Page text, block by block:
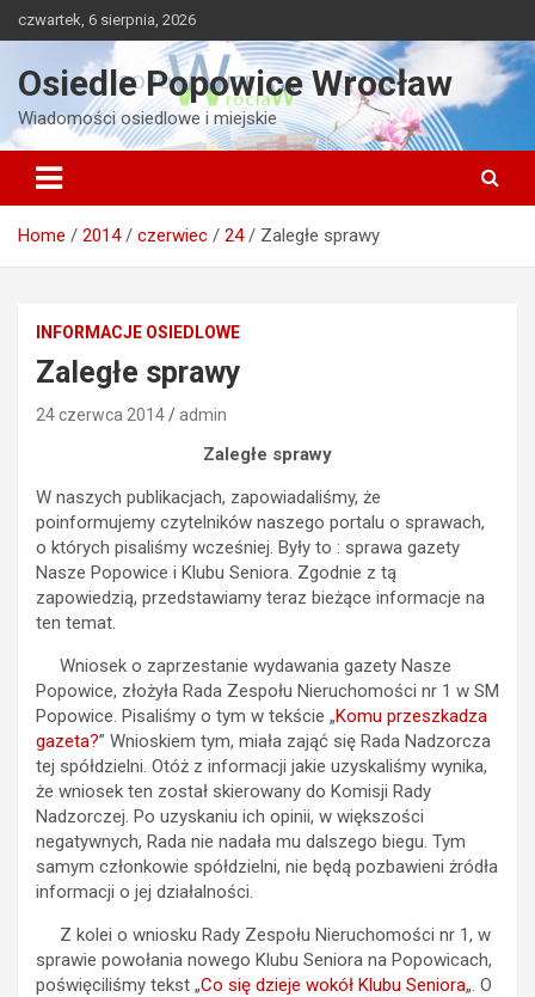
to
czwartek, 6 sierpnia, 2026
Osiedle Popowice Wrocław
Wiadomości osiedlowe i miejskie
Home 2014 czerwiec 24 Zaległe sprawy
INFORMACJE OSIEDLOWE
Zaległe sprawy
24 czerwca 2014 admin
Zaległe sprawy
W naszych publikacjach, zapowiadaliśmy, że
poinformujemy czytelników naszego portalu o sprawach,
o których pisaliśmy wcześniej. Były to : sprawa gazety
Nasze Popowice i Klubu Seniora. Zgodnie z tą
zapowiedzią, przedstawiamy teraz bieżące informacje na
ten temat.
Wniosek o zaprzestanie wydawania gazety Nasze
Popowice, złożyła Rada Zespołu Nieruchomości nr 1 w SM
Popowice. Pisaliśmy o tym w tekście „Komu przeszkadza
gazeta?” Wnioskiem tym, miała zająć się Rada Nadzorcza
tej spółdzielni. Otóż z informacji jakie uzyskaliśmy wynika,
że wniosek ten został skierowany do Komisji Rady
Nadzorczej. Po uzyskaniu ich opinii, w większości
negatywnych, Rada nie nadała mu dalszego biegu. Tym
samym członkowie spółdzielni, nie będą pozbawieni żródła
informacji o jej działalności.
Z kolei o wniosku Rady Zespołu Nieruchomości nr 1, w
sprawie powołania nowego Klubu Seniora na Popowicach,
poświęciliśmy tekst „Co się dzieje wokół Klubu Seniora„. O